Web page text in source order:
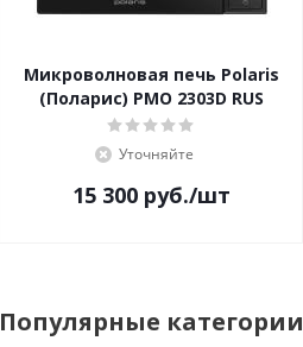
Микроволновая печь Polaris
(Поларис) PMO 2303D RUS
Уточняйте
15 300 руб./шт
Популярные категории